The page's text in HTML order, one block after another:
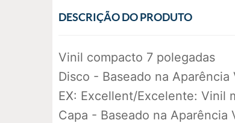
DESCRIÇÃO DO PRODUTO
Vinil compacto 7 polegadas
Disco - Baseado na
EX: Excellent/Excelente: Vinil
Capa - Baseado na Aparência